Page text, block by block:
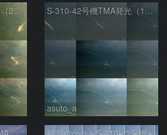
S-310-42号機TMA発光（2回目） S-310-42号機TMA発光（1回目）
asuto_a